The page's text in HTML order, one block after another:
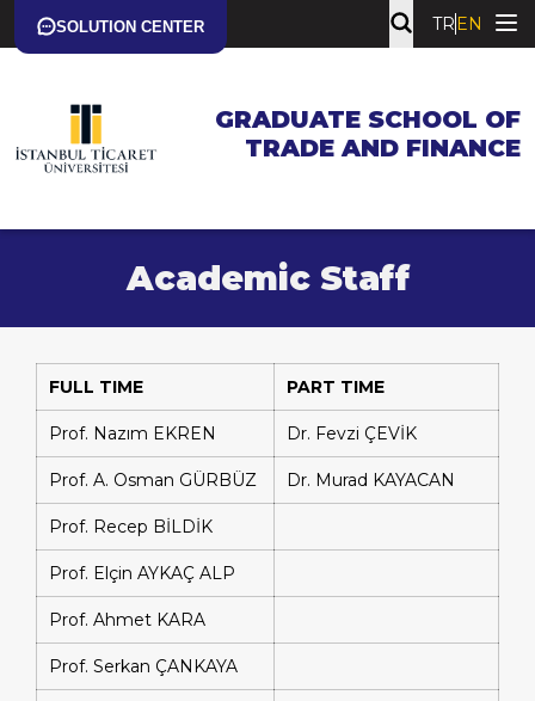
SOLUTION CENTER TR EN
GRADUATE SCHOOL OF
TRADE AND FINANCE
Academic Staff
FULL TIME PART TIME
Prof. Nazım EKREN Dr. Fevzi ÇEVİK
Prof. A. Osman GÜRBÜZ Dr. Murad KAYACAN
Prof. Recep BİLDİK
Prof. Elçin AYKAÇ ALP
Prof. Ahmet KARA
Prof. Serkan ÇANKAYA